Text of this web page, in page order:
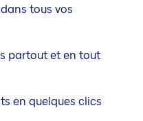
tous vos
partout et en tout
en quelques clics